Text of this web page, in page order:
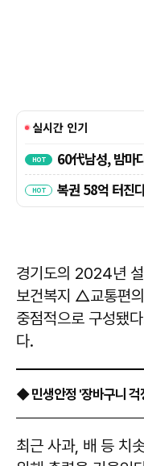
경기도의 2024년
보건복지 △교통편
중점적으로 구성됐
다.
◆ 민생안정 '장바구니 걱
최근 사과, 배 등 치